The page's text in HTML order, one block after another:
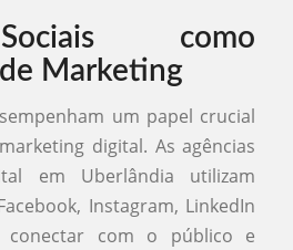
como
Marketing
um papel crucial
digital. As agências
em Uberlândia utilizam
Instagram, LinkedIn
com o público e